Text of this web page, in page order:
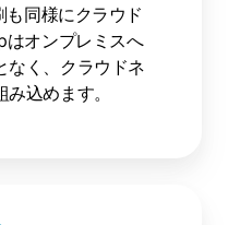
同様にクラウド
はオンプレミスへ
なく、クラウドネ
込めます。